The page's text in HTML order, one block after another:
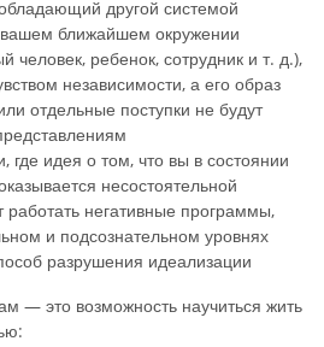
другой системой
ближайшем окружении
человек, ребенок, сотрудник и т. д.),
независимости, а его образ
отдельные поступки не будут
где идея о том, что вы в состоянии
несостоятельной
негативные программы,
и подсознательном уровнях
разрушения идеализации
— это возможность научиться жить